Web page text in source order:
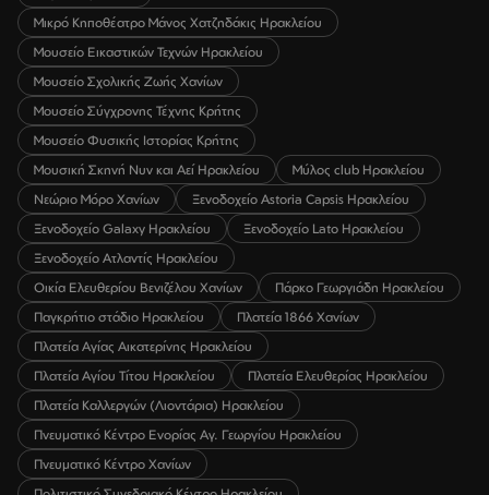
Μικρό Κηποθέατρο Μάνος Χατζηδάκις Ηρακλείου
Μουσείο Εικαστικών Τεχνών Ηρακλείου
Μουσείο Σχολικής Ζωής Χανίων
Μουσείο Σύγχρονης Τέχνης Κρήτης
Μουσείο Φυσικής Ιστορίας Κρήτης
Μουσική Σκηνή Νυν και Αεί Ηρακλείου
Μύλος club Ηρακλείου
Νεώριο Μόρο Χανίων
Ξενοδοχείο Astoria Capsis Ηρακλείου
Ξενοδοχείο Galaxy Ηρακλείου
Ξενοδοχείο Lato Ηρακλείου
Ξενοδοχείο Ατλαντίς Ηρακλείου
Οικία Ελευθερίου Βενιζέλου Χανίων
Πάρκο Γεωργιάδη Ηρακλείου
Παγκρήτιο στάδιο Ηρακλείου
Πλατεία 1866 Χανίων
Πλατεία Αγίας Αικατερίνης Ηρακλείου
Πλατεία Αγίου Τίτου Ηρακλείου
Πλατεία Ελευθερίας Ηρακλείου
Πλατεία Καλλεργών (Λιοντάρια) Ηρακλείου
Πνευματικό Κέντρο Ενορίας Αγ. Γεωργίου Ηρακλείου
Πνευματικό Κέντρο Χανίων